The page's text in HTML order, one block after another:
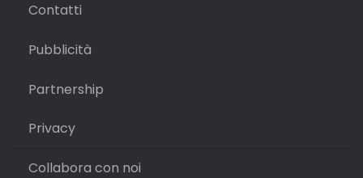
Contatti
Pubblicità
Partnership
Privacy
Collabora con noi